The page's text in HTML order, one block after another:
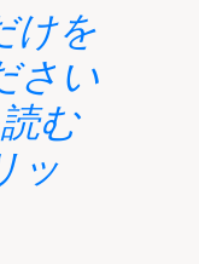
けを
さい
む
ッ